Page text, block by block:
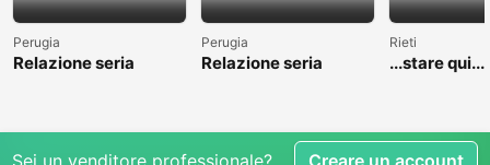
Perugia
Relazione seria
Perugia
Relazione seria
Rieti
...stare qui....
Sei un venditore professionale? Creare un account